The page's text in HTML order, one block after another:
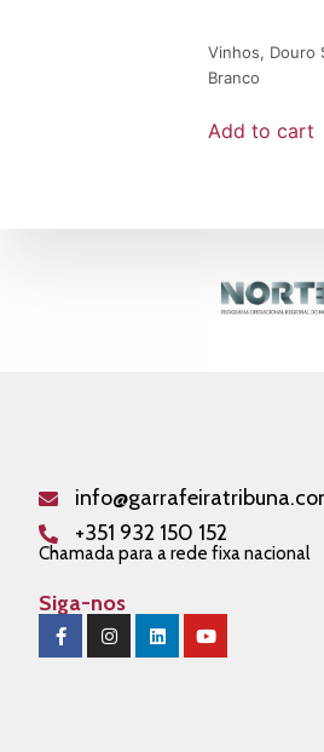
Vinhos, Douro
Branco
Add to cart
+351 932 150 152
Chamada para a rede fixa nacional
Siga-nos